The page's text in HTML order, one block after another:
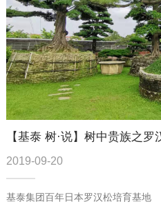
【基泰 树·说】树中贵族之
2019-09-20
基泰集团百年日本罗汉松培育基地